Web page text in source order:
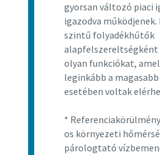
gyorsan változó piaci
igazodva működjenek.
szintű folyadékhűtők
olyan funkciókat,
leginkább a
esetében voltak
*
os környezeti
párologtató